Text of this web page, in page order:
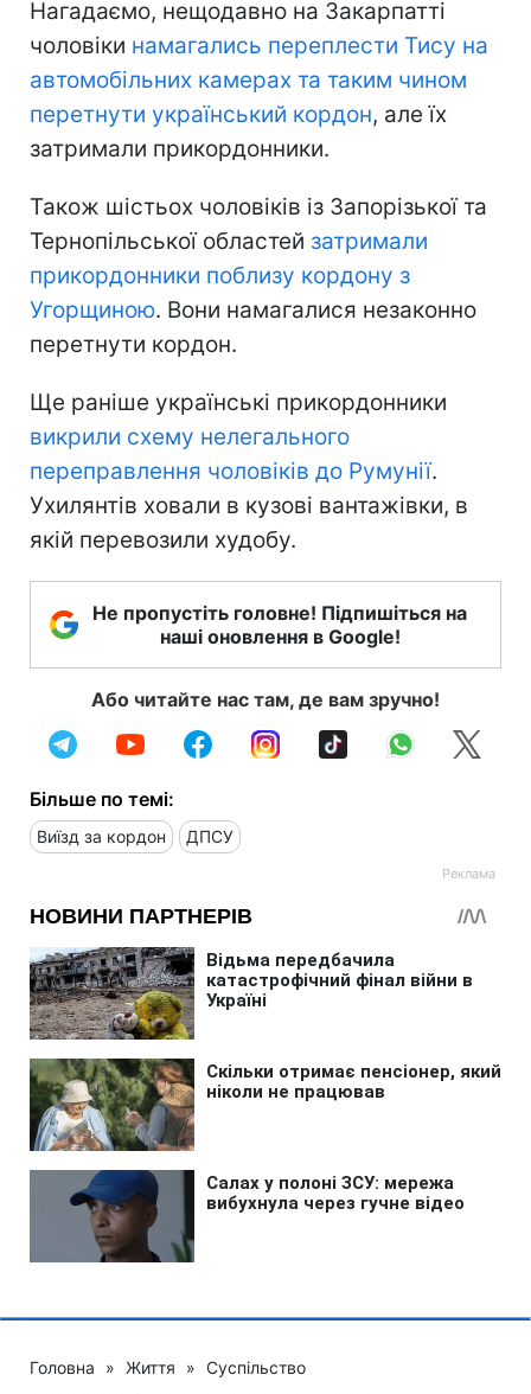
Нагадаємо, нещодавно на Закарпатті
чоловіки намагались переплести Тису на
автомобільних камерах та таким чином
перетнути український кордон, але їх
затримали прикордонники.
Також шістьох чоловіків із Запорізької та
Тернопільської областей затримали
прикордонники поблизу кордону з
Угорщиною. Вони намагалися незаконно
перетнути кордон.
Ще раніше українські прикордонники
викрили схему нелегального
переправлення чоловіків до Румунії.
Ухилянтів ховали в кузові вантажівки, в
якій перевозили худобу.
Не пропустіть головне! Підпишіться на
наші оновлення в Google!
Або читайте нас там, де вам зручно!
Більше по темі:
Виїзд за кордон ДПСУ
Головна » Життя » Суспільство